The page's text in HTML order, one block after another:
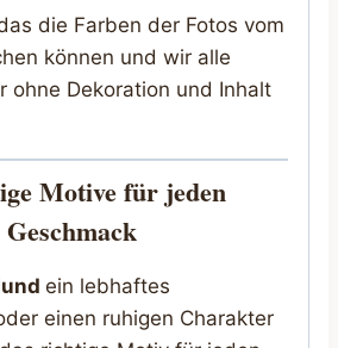
die Farben der Fotos vom
können und wir alle
ohne Dekoration und Inhalt
Motive für jeden
Geschmack
ein lebhaftes
einen ruhigen Charakter